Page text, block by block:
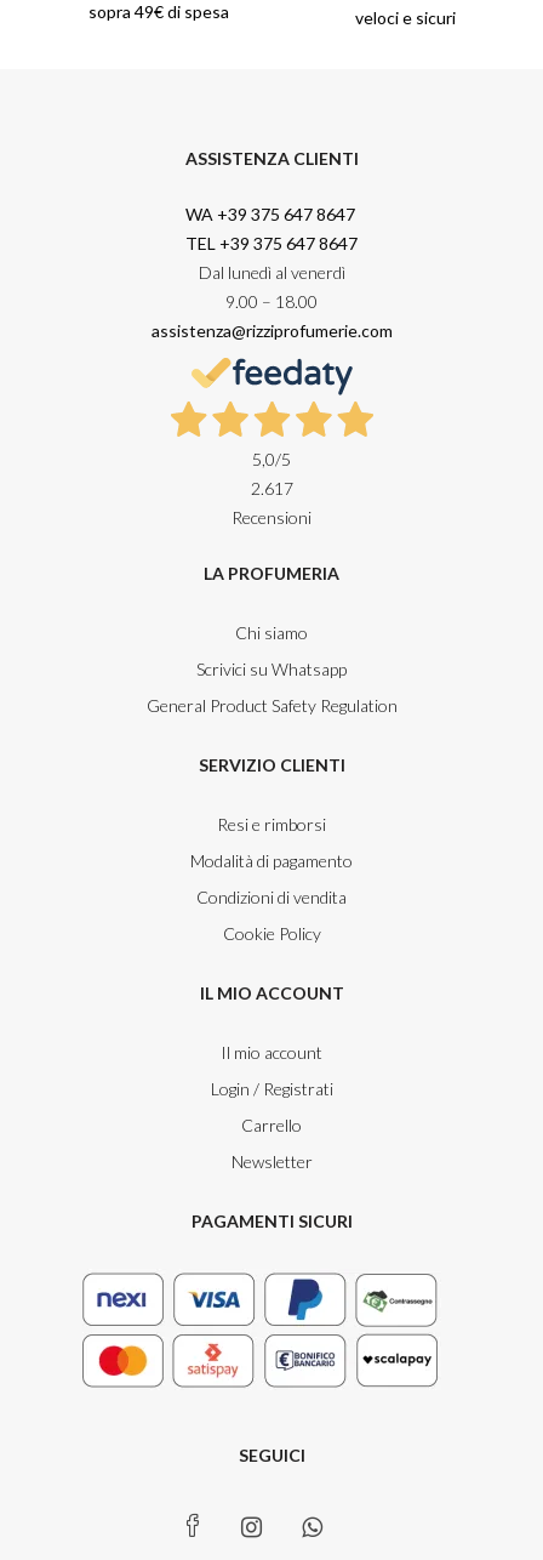
sopra 49€ di spesa
veloci e sicuri
ASSISTENZA CLIENTI
WA +39 375 647 8647
TEL +39 375 647 8647
Dal lunedì al venerdì
9.00 – 18.00
assistenza@rizziprofumerie.com
5,0/5
2.617
Recensioni
LA PROFUMERIA
Chi siamo
Scrivici su Whatsapp
General Product Safety Regulation
SERVIZIO CLIENTI
Resi e rimborsi
Modalità di pagamento
Condizioni di vendita
Cookie Policy
IL MIO ACCOUNT
Il mio account
Login / Registrati
Carrello
Newsletter
PAGAMENTI SICURI
SEGUICI